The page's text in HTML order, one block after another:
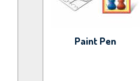
Paint Pen